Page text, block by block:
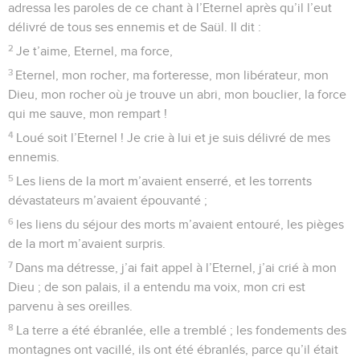
adressa les paroles de ce chant à l’Eternel après qu’il l’eut
délivré de tous ses ennemis et de Saül. Il dit :
2 Je t’aime, Eternel, ma force,
3 Eternel, mon rocher, ma forteresse, mon libérateur, mon
Dieu, mon rocher où je trouve un abri, mon bouclier, la force
qui me sauve, mon rempart !
4 Loué soit l’Eternel ! Je crie à lui et je suis délivré de mes
ennemis.
5 Les liens de la mort m’avaient enserré, et les torrents
dévastateurs m’avaient épouvanté ;
6 les liens du séjour des morts m’avaient entouré, les pièges
de la mort m’avaient surpris.
7 Dans ma détresse, j’ai fait appel à l’Eternel, j’ai crié à mon
Dieu ; de son palais, il a entendu ma voix, mon cri est
parvenu à ses oreilles.
8 La terre a été ébranlée, elle a tremblé ; les fondements des
montagnes ont vacillé, ils ont été ébranlés, parce qu’il était